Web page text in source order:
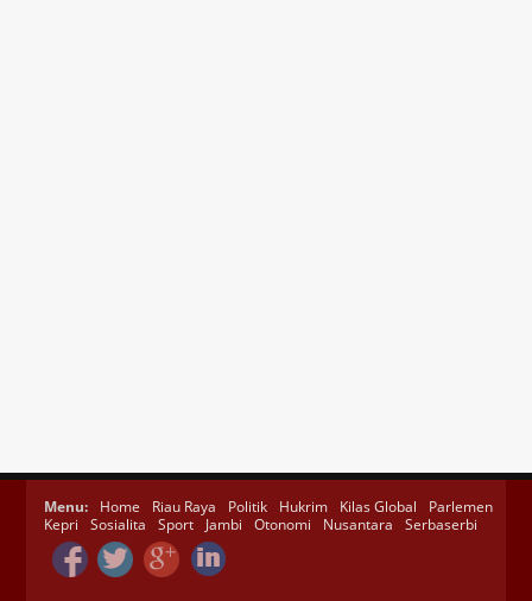
Menu: Home Riau Raya Politik Hukrim Kilas Global
Parlemen
Kepri
Sosialita Sport Jambi Otonomi Nusantara Serbaserbi